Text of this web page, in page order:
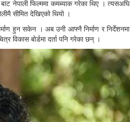
नेपाली फिल्ममा कमब्याक गरेका थिए । त्यसअघि
सीमित देखिएको थियो ।
हुन सकेन । अब उनी आफ्नै निर्माण र निर्देशनमा
विकास बोर्डमा दर्ता पनि गरेका छन् ।